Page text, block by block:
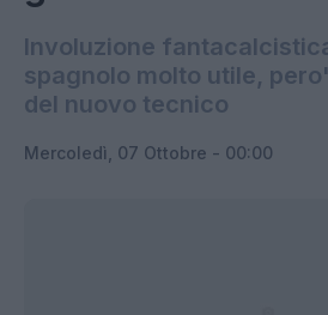
Involuzione
spagnolo molto utile,
del nuovo tecnico
Mercoledì, 07 Ottobre - 00:00